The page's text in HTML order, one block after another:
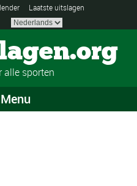
Laatste uitslagen
alle sporten
Menu